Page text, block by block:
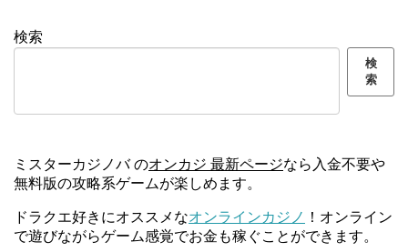
検索
検
索
ミスターカジノバ のオンカジ 最新ページなら入金不要や
無料版の攻略系ゲームが楽しめます。
ドラクエ好きにオススメなオンラインカジノ ！オンライン
で遊びながらゲーム感覚でお金も稼ぐことができます。